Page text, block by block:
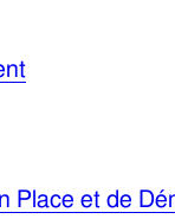
Place et de